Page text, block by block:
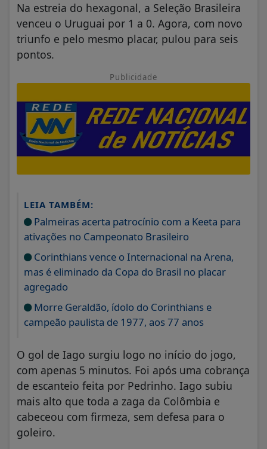
Na estreia do hexagonal, a Seleção Brasileira
venceu o Uruguai por 1 a 0. Agora, com novo
triunfo e pelo mesmo placar, pulou para seis
pontos.
Publicidade
LEIA TAMBÉM:
Palmeiras acerta patrocínio com a Keeta para
ativações no Campeonato Brasileiro
Corinthians vence o Internacional na Arena,
mas é eliminado da Copa do Brasil no placar
agregado
Morre Geraldão, ídolo do Corinthians e
campeão paulista de 1977, aos 77 anos
O gol de Iago surgiu logo no início do jogo,
com apenas 5 minutos. Foi após uma cobrança
de escanteio feita por Pedrinho. Iago subiu
mais alto que toda a zaga da Colômbia e
cabeceou com firmeza, sem defesa para o
goleiro.